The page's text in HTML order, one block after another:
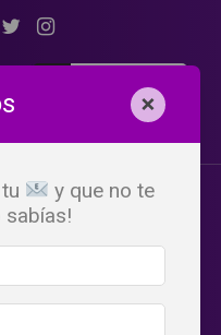
×
y que no te
sabías!